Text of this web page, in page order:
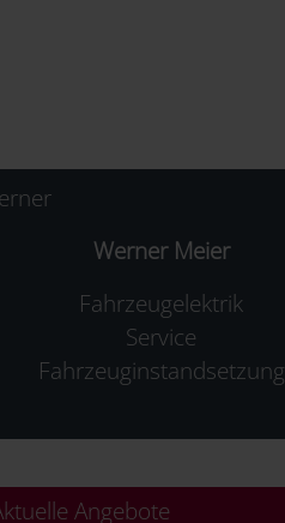
Werner Meier
Fahrzeugelektrik
Service
Fahrzeuginstandsetzung
Angebote